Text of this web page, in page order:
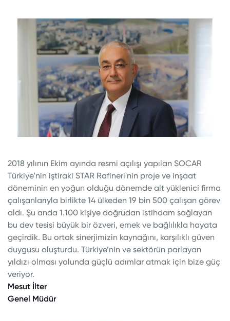
2018 yılının Ekim ayında resmi açılışı yapılan SOCAR
Türkiye’nin iştiraki STAR Rafineri'nin proje ve inşaat
döneminin en yoğun olduğu dönemde alt yüklenici firma
çalışanlarıyla birlikte 14 ülkeden 19 bin 500 çalışan görev
aldı. Şu anda 1.100 kişiye doğrudan istihdam sağlayan
bu dev tesisi büyük bir özveri, emek ve bağlılıkla hayata
geçirdik. Bu ortak sinerjimizin kaynağını, karşılıklı güven
duygusu oluşturdu. Türkiye’nin ve sektörün parlayan
yıldızı olması yolunda güçlü adımlar atmak için bize güç
veriyor.
Mesut İlter
Genel Müdür